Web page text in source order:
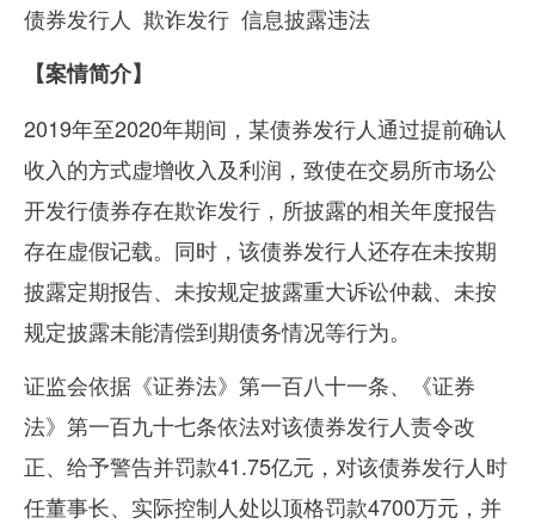
债券发行人 欺诈发行 信息披露违法
【案情简介】
2019年至2020年期间，某债券发行人通过提前确认
收入的方式虚增收入及利润，致使在交易所市场公
开发行债券存在欺诈发行，所披露的相关年度报告
存在虚假记载。同时，该债券发行人还存在未按期
披露定期报告、未按规定披露重大诉讼仲裁、未按
规定披露未能清偿到期债务情况等行为。
证监会依据《证券法》第一百八十一条、《证券
法》第一百九十七条依法对该债券发行人责令改
正、给予警告并罚款41.75亿元，对该债券发行人时
任董事长、实际控制人处以顶格罚款4700万元，并